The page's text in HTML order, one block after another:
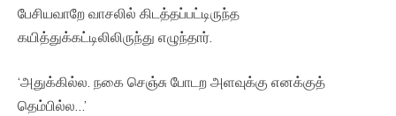
பேசியவாறே வாசலில் கிடத்தப்பட்டிருந்த
கயித்துக்கட்டிலிலிருந்து எழுந்தார்.
‘அதுக்கில்ல. நகை செஞ்சு போடற அளவுக்கு எனக்குத்
தெம்பில்ல…’